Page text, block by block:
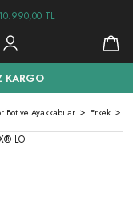
KARGO
Bot ve Ayakkabılar Erkek